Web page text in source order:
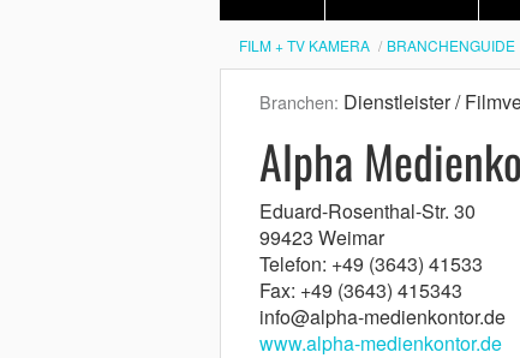
FILM + TV KAMERA BRANCHENGUIDE
Branchen: Dienstleister /
Alpha
Eduard-Rosenthal-Str. 30
99423 Weimar
Telefon: +49 (3643) 41533
Fax: +49 (3643) 415343
info@alpha-medienkontor.de
www.alpha-medienkontor.de